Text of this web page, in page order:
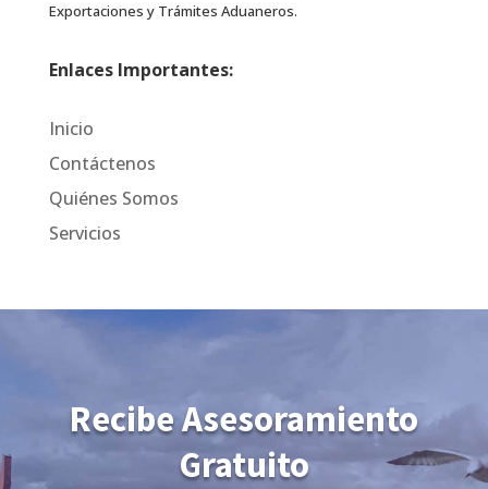
Exportaciones y Trámites Aduaneros.
Enlaces Importantes:
Inicio
Contáctenos
Quiénes Somos
Servicios
Recibe Asesoramiento
Gratuito